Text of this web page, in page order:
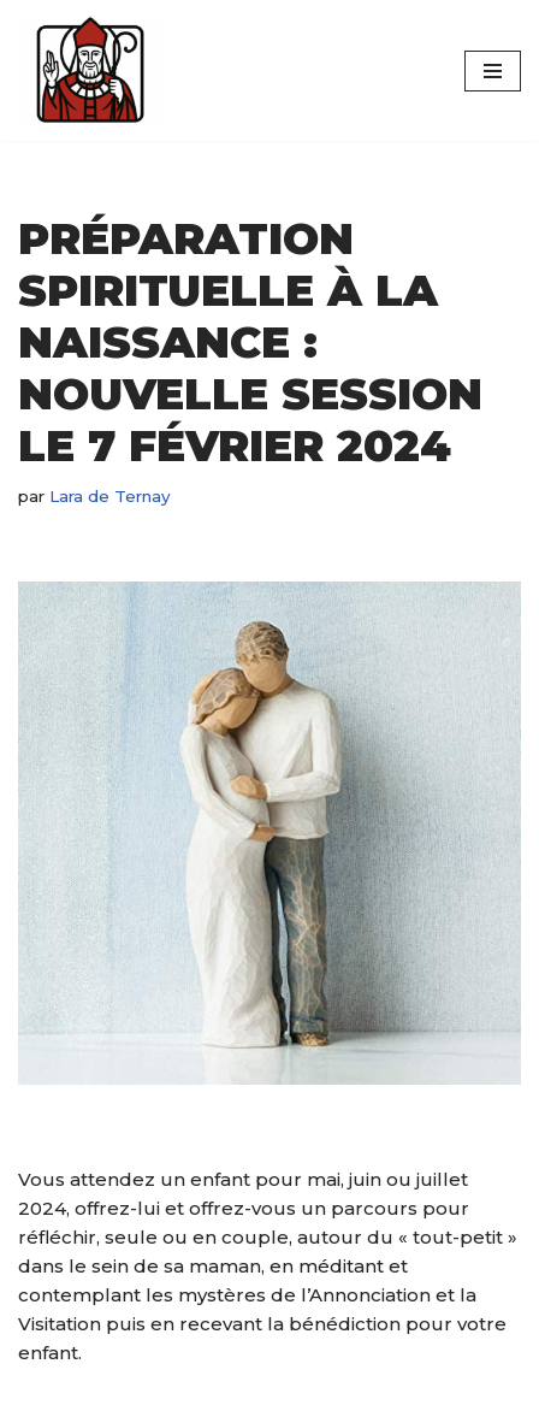
Aller
contenu
PRÉPARATION
SPIRITUELLE À LA
NAISSANCE :
NOUVELLE SESSION
LE 7 FÉVRIER 2024
par Lara de Ternay
Vous attendez un enfant pour mai, juin ou juillet
2024, offrez-lui et offrez-vous un parcours pour
réfléchir, seule ou en couple, autour du « tout-petit »
dans le sein de sa maman, en méditant et
contemplant les mystères de l’Annonciation et la
Visitation puis en recevant la bénédiction pour votre
enfant.